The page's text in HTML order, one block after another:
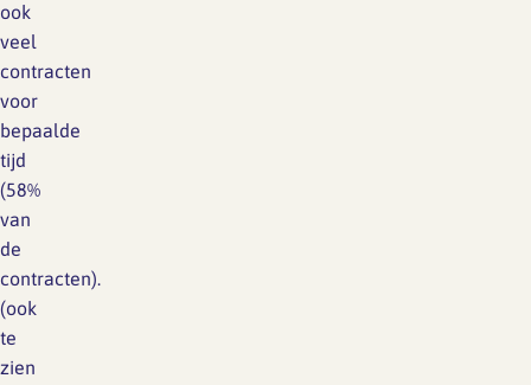
ook
veel
contracten
voor
bepaalde
tijd
(58%
van
de
contracten).
(ook
te
zien